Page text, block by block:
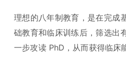
理想的八年制教育，是在完成
础教育和临床训练后，筛选出
一步攻读 PhD，从而获得临床